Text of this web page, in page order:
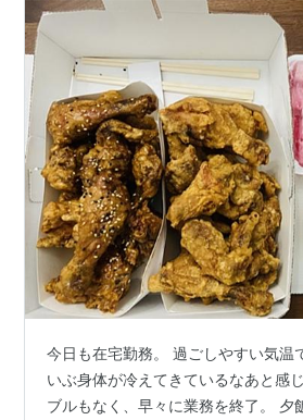
今日も在宅勤務。 過ごしやすい気温
いぶ身体が冷えてきているなあと感
ブルもなく、早々に業務を終了。 夕